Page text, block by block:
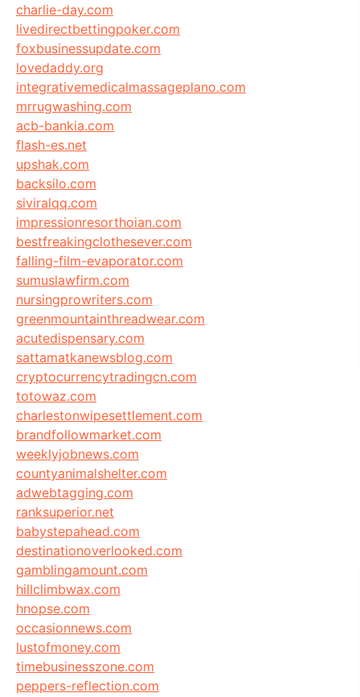
charlie-day.com
livedirectbettingpoker.com
foxbusinessupdate.com
lovedaddy.org
integrativemedicalmassageplano.com
mrrugwashing.com
acb-bankia.com
flash-es.net
upshak.com
backsilo.com
siviralqq.com
impressionresorthoian.com
bestfreakingclothesever.com
falling-film-evaporator.com
sumuslawfirm.com
nursingprowriters.com
greenmountainthreadwear.com
acutedispensary.com
sattamatkanewsblog.com
cryptocurrencytradingcn.com
totowaz.com
charlestonwipesettlement.com
brandfollowmarket.com
weeklyjobnews.com
countyanimalshelter.com
adwebtagging.com
ranksuperior.net
babystepahead.com
destinationoverlooked.com
gamblingamount.com
hillclimbwax.com
hnopse.com
occasionnews.com
lustofmoney.com
timebusinesszone.com
peppers-reflection.com